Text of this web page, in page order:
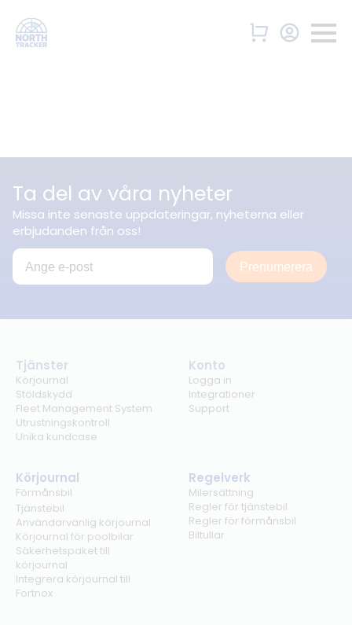
Ta del av våra nyheter
Missa inte senaste uppdateringar, nyheterna eller
erbjudanden från oss!
Prenumerera
Tjänster
Körjournal
Stöldskydd
Fleet Management System
Utrustningskontroll
Unika kundcase
Konto
Logga in
Integrationer
Support
Körjournal
Förmånsbil
Tjänstebil
Användarvänlig körjournal
Körjournal för poolbilar
Säkerhetspaket till
körjournal
Integrera körjournal till
Fortnox
Regelverk
Milersättning
Regler för tjänstebil
Regler för förmånsbil
Biltullar